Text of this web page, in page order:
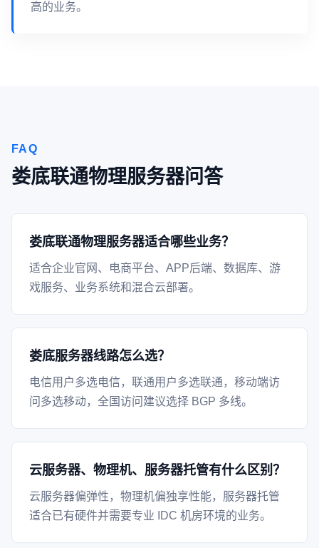
高的业务。
FAQ
娄底联通物理服务器问答
娄底联通物理服务器适合哪些业务？
适合企业官网、电商平台、APP后端、数据库、游
戏服务、业务系统和混合云部署。
娄底服务器线路怎么选？
电信用户多选电信，联通用户多选联通，移动端访
问多选移动，全国访问建议选择 BGP 多线。
云服务器、物理机、服务器托管有什么区别？
云服务器偏弹性，物理机偏独享性能，服务器托管
适合已有硬件并需要专业 IDC 机房环境的业务。